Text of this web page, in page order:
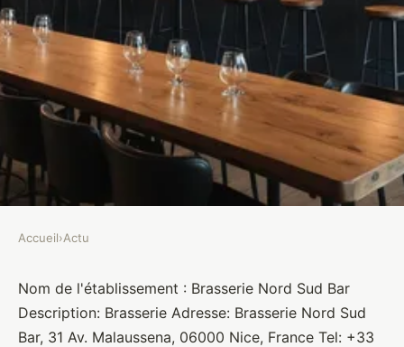
Brasserie Nord Sud Bar
Brasseurs• 10 janvier 2022 •1 min de lecture
Accueil›Actu
Nom de l'établissement : Brasserie Nord Sud Bar
Description: Brasserie Adresse: Brasserie Nord Sud
Bar, 31 Av. Malaussena, 06000 Nice, France Tel: +33